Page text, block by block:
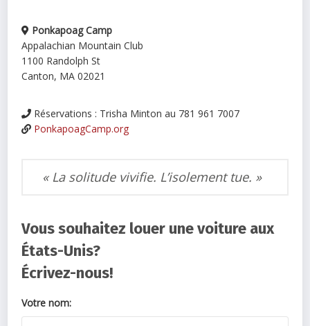
Ponkapoag Camp
Appalachian Mountain Club
1100 Randolph St
Canton, MA 02021
Réservations : Trisha Minton au 781 961 7007
PonkapoagCamp.org
« La solitude vivifie. L’isolement tue. »
Vous souhaitez louer une voiture aux
États-Unis?
Écrivez-nous!
Votre nom: